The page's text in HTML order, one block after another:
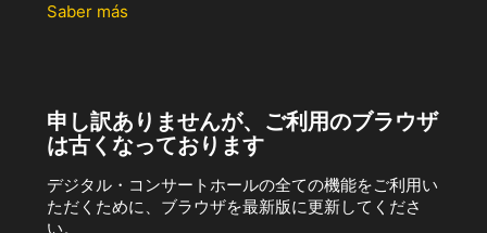
Saber más
申し訳ありませんが、ご利用のブラウザ
は古くなっております
デジタル・コンサートホールの全ての機能をご利用い
ただくために、ブラウザを最新版に更新してくださ
い。